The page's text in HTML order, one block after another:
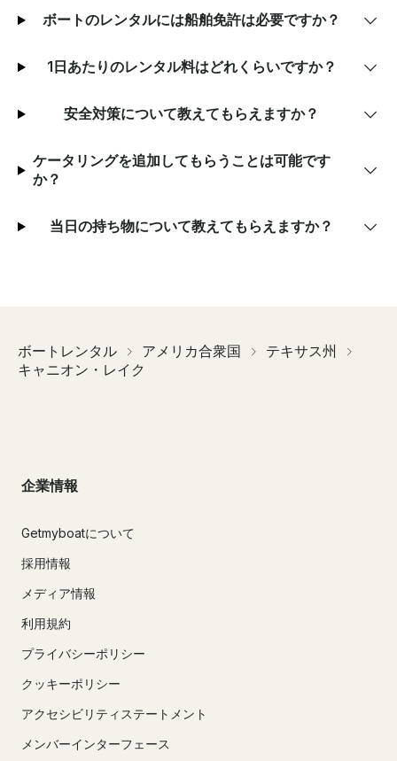
ボートのレンタルには船舶免許は必要ですか？
1日あたりのレンタル料はどれくらいですか？
安全対策について教えてもらえますか？
ケータリングを追加してもらうことは可能です
か？
当日の持ち物について教えてもらえますか？
ボートレンタル アメリカ合衆国
テキサス州
キャニオン・レイク
企業情報
Getmyboatについて
採用情報
メディア情報
利用規約
プライバシーポリシー
クッキーポリシー
アクセシビリティステートメント
メンバーインターフェース